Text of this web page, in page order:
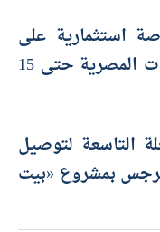
طرح حوالي 99 فرصة استثمارية على
بوابة خدمات المستثمرين للشركات المصرية حتى 15
التاسعة لتوصيل
بمشروع «بيت